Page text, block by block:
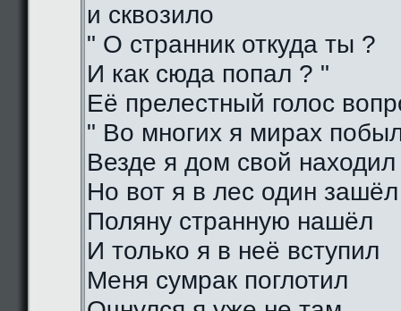
и сквозило
" О странник откуда ты ?
И как сюда попал ? "
Её прелестный голос
" Во многих я мирах
Везде я дом свой находил
Но вот я в лес один зашёл
Поляну странную нашёл
И только я в неё вступил
Меня сумрак поглотил